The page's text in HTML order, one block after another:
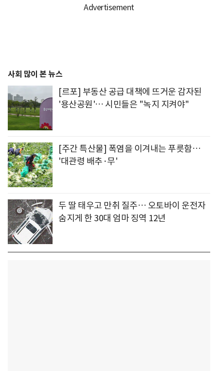
사회 많이 본 뉴스
[르포] 부동산 공급 대책에 뜨거운 감자된
'용산공원'… 시민들은 "녹지 지켜야"
[주간 특산물] 폭염을 이겨내는 푸릇함…
'대관령 배추·무'
두 딸 태우고 만취 질주… 오토바이 운전자
숨지게 한 30대 엄마 징역 12년